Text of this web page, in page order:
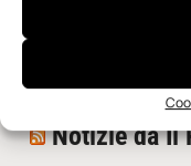
Una nuova
O-Ring,
Notizie da Il